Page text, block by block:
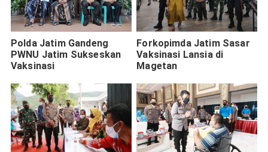
Polda Jatim Gandeng
PWNU Jatim Sukseskan
Vaksinasi
Forkopimda Jatim Sasar
Vaksinasi Lansia di
Magetan